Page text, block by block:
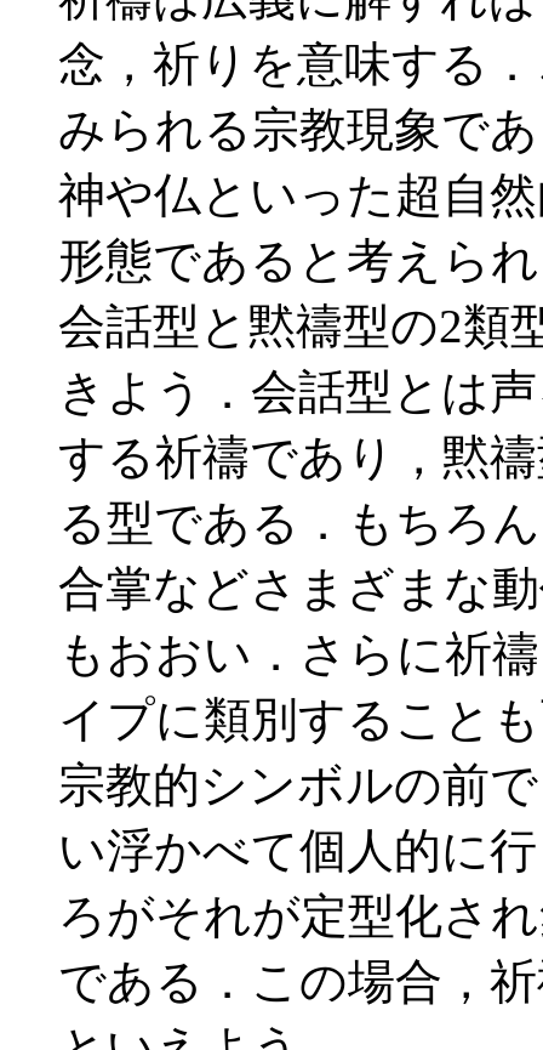
念，祈りを意味する
みられる宗教現象で
神や仏といった超自
形態であると考えら
会話型と黙禱型の2類
きよう．会話型とは
する祈禱であり，黙
る型である．もちろ
合掌などさまざまな
もおおい．さらに祈
イプに類別すること
宗教的シンボルの前
い浮かべて個人的に
ろがそれが定型化さ
である．この場合，